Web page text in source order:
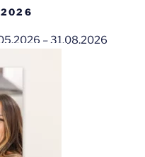
2026
– 31.08.2026